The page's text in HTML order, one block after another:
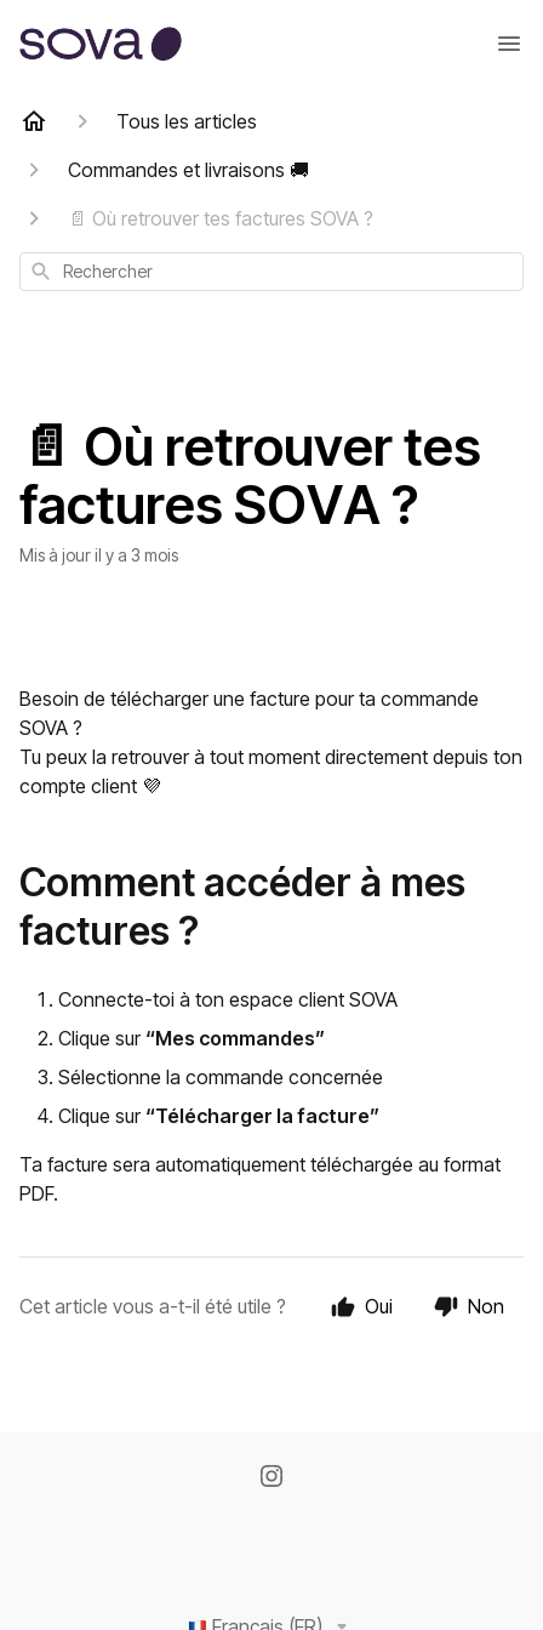
Tous les articles
Commandes et livraisons 🚚
📄 Où retrouver tes factures SOVA ?
Rechercher
📄 Où retrouver tes
factures SOVA ?
Mis à jouril y a 3 mois
Besoin de télécharger une facture pour ta commande
SOVA ?
Tu peux la retrouver à tout moment directement depuis ton
compte client 💜
Comment accéder à mes
factures ?
Connecte-toi à ton espace client SOVA
Clique sur “Mes commandes”
Sélectionne la commande concernée
Clique sur “Télécharger la facture”
Ta facture sera automatiquement téléchargée au format
PDF.
Cet article vous a-t-il été utile ? Oui Non